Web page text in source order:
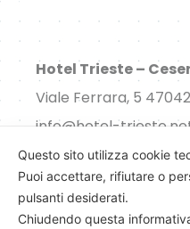
Hotel Trieste –
Viale Ferrara, 5
info@hotel-
P.IVA 03175230402
CIR 04008-AL-00244
Questo sito utilizza cookie
Puoi accettare, rifiutare o
pulsanti desiderati.
Chiudendo questa